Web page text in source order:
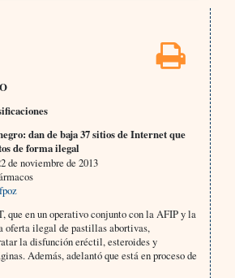
dan de baja 37 sitios de Internet que
de forma ilegal
de noviembre de 2013
que en un operativo conjunto con la AFIP y la
oferta ilegal de pastillas abortivas,
la disfunción eréctil, esteroides y
Además, adelantó que está en proceso de